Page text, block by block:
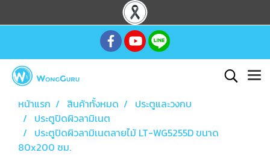
หน้าแรก สินค้าทั้งหมด
ประตูและวงกบ
ประตูปิดผิวลามิเนต
ประตูปิดผิวลามิเนตลายไม้ LT-WG5255D ขนาด
80x200 ซม.